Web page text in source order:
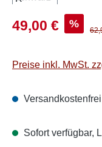
Verkaufspreis:
49,00 € %
Preise inkl. MwSt.
Versandkostenfrei
Sofort verfügbar,